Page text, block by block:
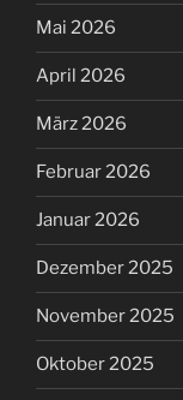
Mai 2026
April 2026
März 2026
Februar 2026
Januar 2026
Dezember 2025
November 2025
Oktober 2025